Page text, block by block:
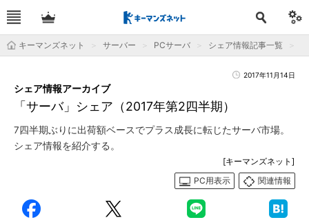
キーマンズネット サーバー PCサーバ シェア情報記事一覧
2017年11月14日
「サーバ」シェア（2017年第2四半期）
シェア情報アーカイブ
7四半期ぶりに出荷額ベースでプラス成長に転じたサーバ市場。
シェア情報を紹介する。
[キーマンズネット]
PC用表示
関連情報